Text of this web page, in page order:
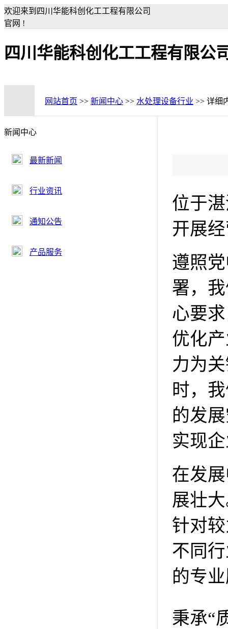
欢迎来到四川华能科创化工工程有限公司
官网 !
四川华能科创化工工程有限公
网站首页 >> 新闻中心 >> 水处理设备行业 >> 详细
新闻中心
最新新闻
行业资讯
通知公告
产品服务
位于
开展
遵照
署，
心要
优化
力为
时，
的发
实现
在发
展壮
针对
不同
的专
秉承“